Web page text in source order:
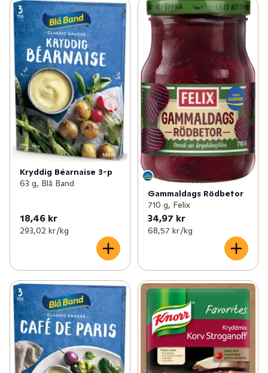
Kryddig Béarnaise 3-p
63 g, Blå Band
18,46 kr
293,02 kr /kg
Gammaldags Rödbetor
710 g, Felix
34,97 kr
68,57 kr /kg